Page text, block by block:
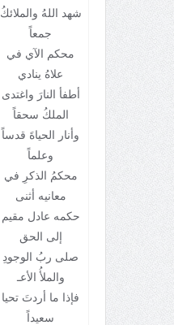
شهد اللهُ والملائكُ
جمعاً
محكم الآي في
علاهُ ينادي
أطفأ النارَ واغتدى
الملكُ سحقاً
وأنار الحياةَ قدساً
وعلماً
محكمُ الذكرِ في
معانيه أثنى
حكمه عادل مقيم
إلى الحق
صلى ربُ الوجودِ
والملأُ الأعـ
فإذا ما أردتَ تحيا
سعيداً